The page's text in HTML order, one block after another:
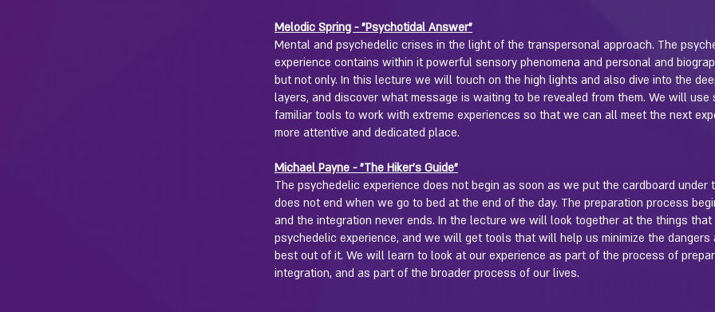
Melodic Spring - "Psychotidal Answer"
Mental and psychedelic crises in the light of the transpersonal approach. The
experience contains within it powerful sensory phenomena and personal and
but not only. In this lecture we will touch on the high lights and also dive into the
layers, and discover what message is waiting to be revealed from them. We will use
familiar tools to work with extreme experiences so that we can all meet the next
more attentive and dedicated place.
Michael Payne - "The Hiker's Guide"
The psychedelic experience does not begin as soon as we put the cardboard under
does not end when we go to bed at the end of the day. The preparation process
and the integration never ends. In the lecture we will look together at the things
psychedelic experience, and we will get tools that will help us minimize the dangers
best out of it. We will learn to look at our experience as part of the process of
integration, and as part of the broader process of our lives.